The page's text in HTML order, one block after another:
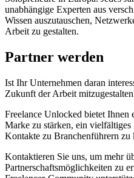
unabhängige Experten aus
Wissen auszutauschen,
Arbeit zu gestalten.
Partner werden
Ist Ihr Unternehmen daran
Zukunft der Arbeit
Freelance Unlocked bietet Ihnen
Marke zu stärken, ein
Kontakte zu Branchenführern zu
Kontaktieren Sie uns, um mehr
Partnerschaftsmöglichkeiten zu